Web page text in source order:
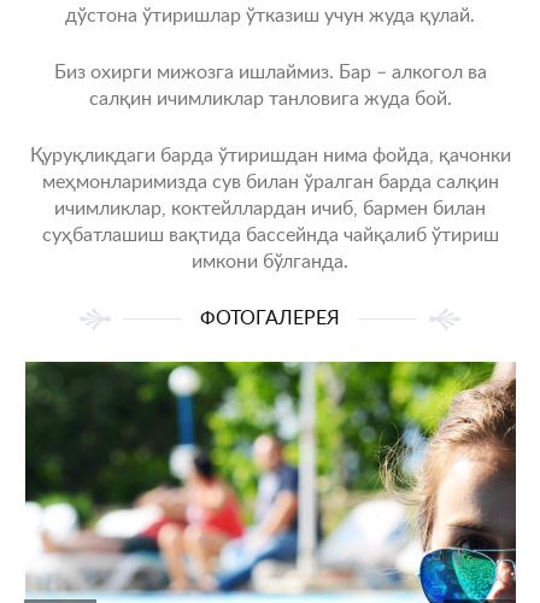
дўстона ўтиришлар ўтказиш учун жуда қулай.
Биз охирги мижозга ишлаймиз. Бар – алкогол ва
салқин ичимликлар танловига жуда бой.
Қуруқликдаги барда ўтиришдан нима фойда, қачонки
меҳмонларимизда сув билан ўралган барда салқин
ичимликлар, коктейллардан ичиб, бармен билан
суҳбатлашиш вақтида бассейнда чайқалиб ўтириш
имкони бўлганда.
ФОТОГАЛЕРЕЯ